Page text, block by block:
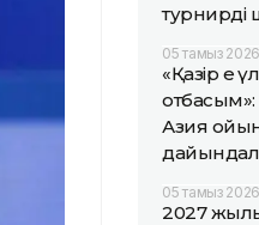
05 тамыз
«Қазір ең
Азия
05 тамыз
2027